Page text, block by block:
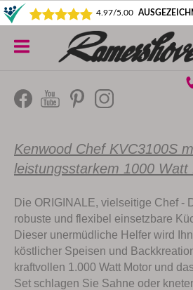
5€ SICHERN! NEWSLETTER
Kategorien
Kenwood Chef KVC3100S
leistungsstarkem 1000 Watt
Die ORIGINALE, vielseitige Chef -
robuste und flexibel einsetzbare
Dieser unermüdliche Helfer wird
köstlicher Speisen und
kraftvollen 1.000 Watt Motor und
Set schlagen Sie Sahne oder